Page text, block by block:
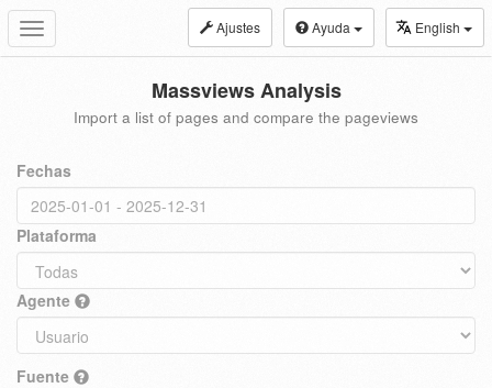
Toggle
navigation
Ajustes Ayuda English
Massviews Analysis
Import a list of pages and compare the pageviews
Fechas
Plataforma
Agente
Fuente